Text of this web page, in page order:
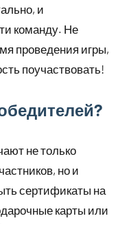
и
команду. Не
проведения игры,
поучаствовать!
не только
но и
сертификаты на
карты или